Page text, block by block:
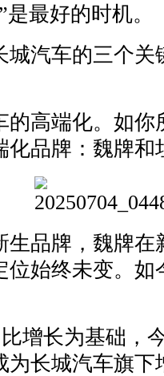
最好的时机。
城汽车的三个关
的高端化。如
化品牌：魏牌和
生品牌，魏牌
位始终未变。
比增长为基础，
为长城汽车旗